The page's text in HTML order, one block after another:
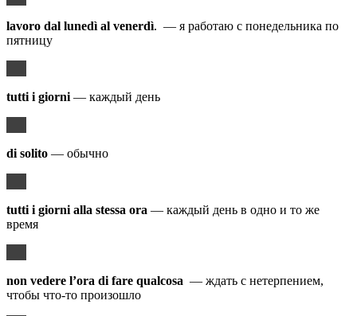
lavoro dal lunedì al venerdì. — я работаю с понедельника по
пятницу
tutti i giorni — каждый день
di solito — обычно
tutti i giorni alla stessa ora — каждый день в одно и то же
время
non vedere l’ora di fare qualcosa — ждать с нетерпением,
чтобы что-то произошло